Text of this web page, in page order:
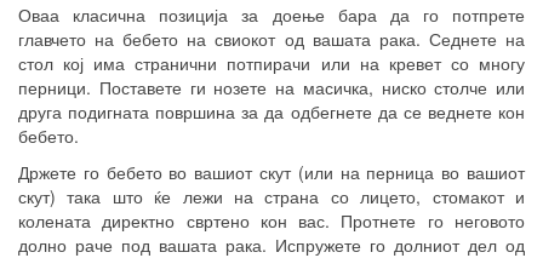
Оваа класична позиција за доење бара да го потпрете
главчето на бебето на свиокот од вашата рака. Седнете на
стол кој има странични потпирачи или на кревет со многу
перници. Поставете ги нозете на масичка, ниско столче или
друга подигната површина за да одбегнете да се веднете кон
бебето.
Држете го бебето во вашиот скут (или на перница во вашиот
скут) така што ќе лежи на страна со лицето, стомакот и
колената директно свртено кон вас. Протнете го неговото
долно раче под вашата рака. Испружете го долниот дел од